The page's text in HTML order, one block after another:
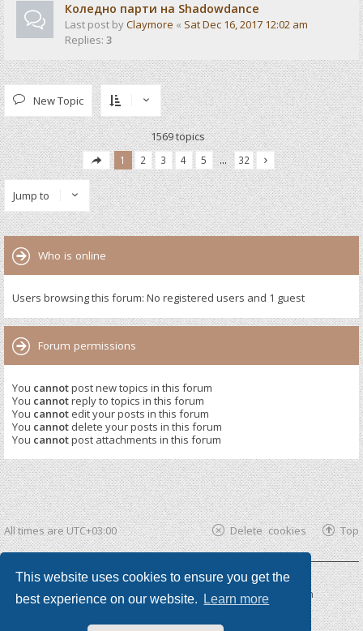
This website uses cookies to ensure you get the
best experience on our website.
Learn more
Коледно парти на Shadowdance
Last post byClaymore « Sat Dec 16, 2017 12:02 am
Replies: 3
New Topic
1569 topics
1 2 3 4 5 … 32
Jump to
Who is online
Users browsing this forum: No registered users and 1 guest
Forum permissions
You cannotpost new topics in this forum
You cannotreply to topics in this forum
You cannot edit your posts in this forum
You cannot delete your posts in this forum
You cannotpost attachments in this forum
All times areUTC+03:00 Top
Delete cookies
Powered by phpBB ®| phpBB3 theme byKomiDesign